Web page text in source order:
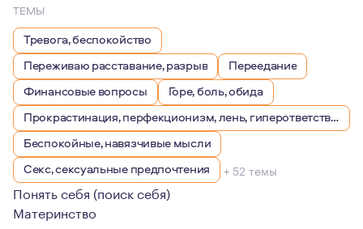
ТЕМЫ
Тревога, беспокойство
Переживаю расставание, разрыв
Переедание
Финансовые вопросы
Горе, боль, обида
Прокрастинация, перфекционизм, лень, гиперответственность
Беспокойные, навязчивые мысли
Секс, сексуальные предпочтения
+ 52 темы
Понять себя (поиск себя)
Материнство